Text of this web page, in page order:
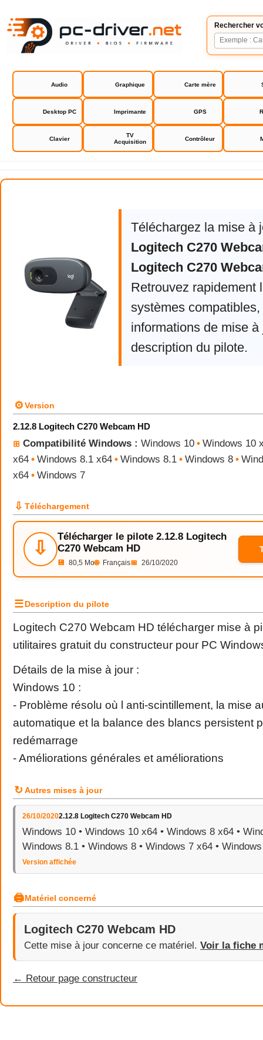
Rechercher
Audio Graphique Carte mère
Desktop PC Imprimante GPS
Clavier
TV
Acquisition
Contrôleur
Logitech C270 Webcam HD
Téléchargez la mise à
Logitech C270
Logitech C270
Retrouvez rapidement
systèmes compatibles,
informations de mise à
description du pilote.
⚙Version
2.12.8 Logitech C270 Webcam HD
⊞ Compatibilité Windows : Windows 10 • Windows 10
x64 • Windows 8.1 x64 • Windows 8.1 • Windows 8 •
x64 • Windows 7
⇩ Téléchargement
⇩
Télécharger le pilote 2.12.8 Logitech
C270 Webcam HD
💾 80,5 Mo🌐 Français📅 26/10/2020
☰Description du pilote
Logitech C270 Webcam HD télécharger mise à
utilitaires gratuit du constructeur pour PC
Détails de la mise à jour :
Windows 10 :
- Problème résolu où l anti-scintillement, la mise
automatique et la balance des blancs persistent
redémarrage
- Améliorations générales et améliorations
↻ Autres mises à jour
26/10/20202.12.8 Logitech C270 Webcam HD
Windows 10 • Windows 10 x64 • Windows 8 x64 •
Windows 8.1 • Windows 8 • Windows 7 x64 •
Version affichée
🖨Matériel concerné
Logitech C270 Webcam HD
Cette mise à jour concerne ce matériel. Voir la fiche
← Retour page constructeur